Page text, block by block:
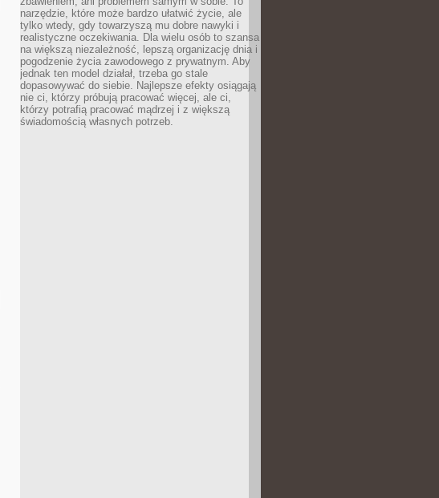
narzędzie, które może bardzo ułatwić życie, ale
tylko wtedy, gdy towarzyszą mu dobre nawyki i
realistyczne oczekiwania. Dla wielu osób to szansa
na większą niezależność, lepszą organizację dnia i
pogodzenie życia zawodowego z prywatnym. Aby
jednak ten model działał, trzeba go stale
dopasowywać do siebie. Najlepsze efekty osiągają
nie ci, którzy próbują pracować więcej, ale ci,
którzy potrafią pracować mądrzej i z większą
świadomością własnych potrzeb.